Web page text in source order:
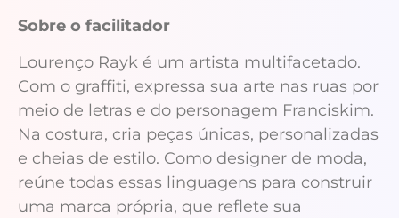
Sobre o facilitador
Lourenço Rayk é um artista multifacetado.
Com o graffiti, expressa sua arte nas ruas por
meio de letras e do personagem Franciskim.
Na costura, cria peças únicas, personalizadas
e cheias de estilo. Como designer de moda,
reúne todas essas linguagens para construir
uma marca própria, que reflete sua